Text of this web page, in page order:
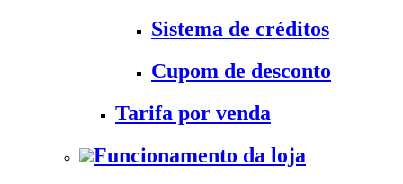
Sistema de créditos
Cupom de desconto
Tarifa por venda
Funcionamento da loja